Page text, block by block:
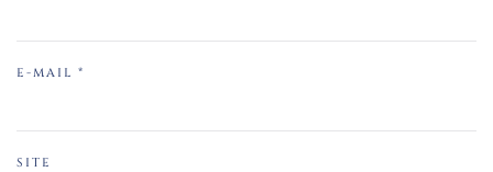
E-MAIL *
SITE